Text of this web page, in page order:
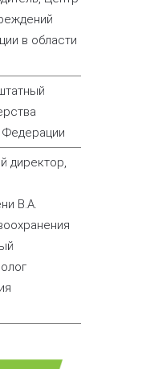
в области
директор,
В.А.